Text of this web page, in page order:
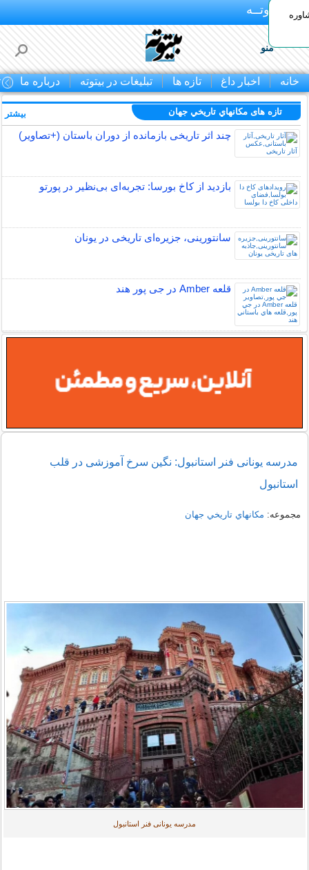
بـیتوتــه
منو
خانه اخبار داغ تازه ها تبلیغات در بیتوته درباره ما
تازه های مكانهاي تاريخي جهان
چند اثر تاریخی بازمانده از دوران باستان (+تصاویر)
بازدید از کاخ بورسا: تجربه‌ای بی‌نظیر در پورتو
سانتورینی، جزیره‌ای تاریخی در یونان
قلعه Amber در جی پور هند
بیشتر
مدرسه یونانی فنر استانبول: نگین سرخ آموزشی در قلب
استانبول
مجموعه: مكانهاي تاريخي جهان
مدرسه یونانی فنر استانبول